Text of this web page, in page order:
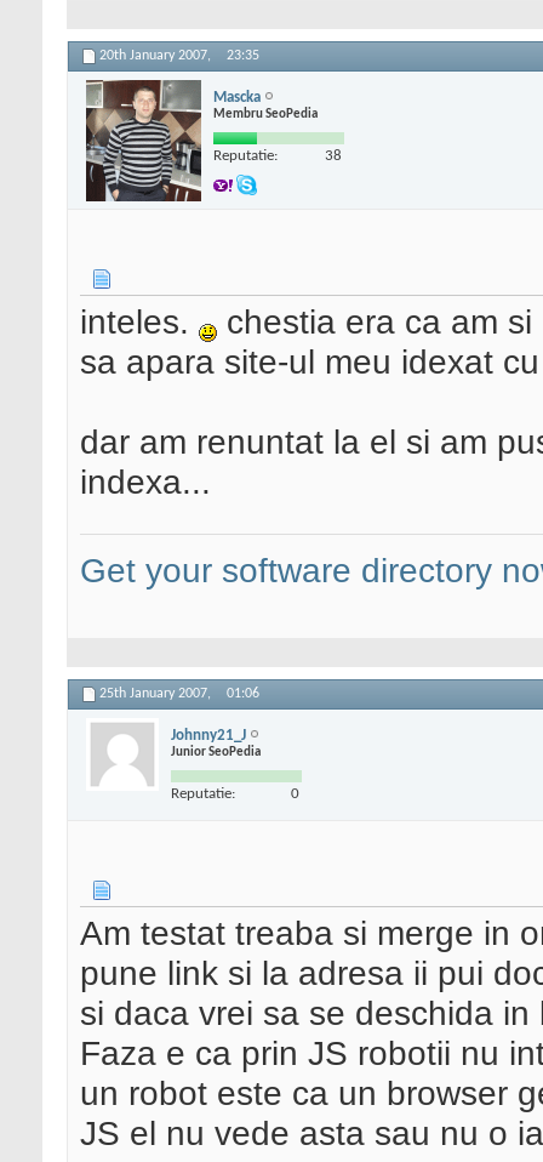
20th January 2007, 23:35
Mascka
Membru SeoPedia
Reputatie: 38
inteles.
chestia era ca am
sa apara site-ul meu idexat
dar am renuntat la el si am
indexa...
Get your software directory
25th January 2007, 01:06
Johnny21_J
Junior SeoPedia
Reputatie: 0
Am testat treaba si merge in
pune link si la adresa ii pui
si daca vrei sa se deschida
Faza e ca prin JS robotii nu
un robot este ca un browser
JS el nu vede asta sau nu o